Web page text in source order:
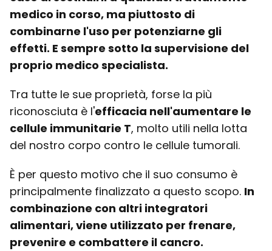
medico in corso, ma piuttosto di
combinarne l'uso per potenziarne gli
effetti. E sempre sotto la supervisione del
proprio medico specialista.
Tra tutte le sue proprietà, forse la più
riconosciuta è l'efficacia nell'aumentare le
cellule immunitarie T, molto utili nella lotta
del nostro corpo contro le cellule tumorali.
È per questo motivo che il suo consumo è
principalmente finalizzato a questo scopo. In
combinazione con altri integratori
alimentari, viene utilizzato per frenare,
prevenire e combattere il cancro.